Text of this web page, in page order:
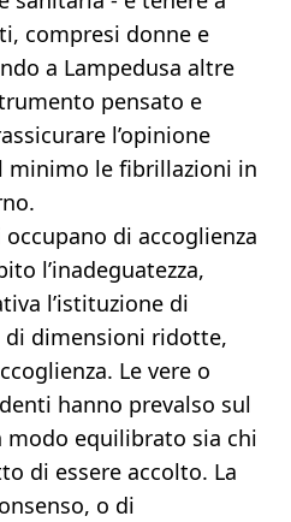
compresi donne e
a Lampedusa altre
pensato e
l’opinione
minimo le fibrillazioni in
di accoglienza
l’inadeguatezza,
l’istituzione di
dimensioni ridotte,
Le vere o
hanno prevalso sul
equilibrato sia chi
di essere accolto. La
o di